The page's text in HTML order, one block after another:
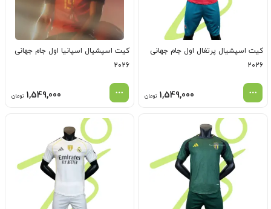
کیت اسپشیال پرتغال اول جام جهانی
2026
1,549,000 تومان
کیت اسپشیال اسپانیا اول جام جهانی
2026
1,549,000 تومان